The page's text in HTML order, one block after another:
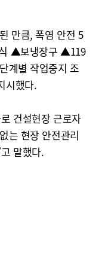
만큼, 폭염 안전 5
▲보냉장구 ▲119
계별 작업중지 조
시했다.
건설현장 근로자
는 현장 안전관리
말했다.